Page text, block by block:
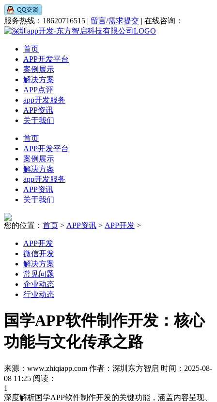
服务热线：18620716515 | 留言/需求提交 | 在线咨询：
首页
APP开发平台
案例展示
解决方案
APP点评
app开发服务
APP资讯
关于我们
首页
APP开发平台
案例展示
解决方案
app开发服务
APP资讯
关于我们
您的位置： 首页 > APP资讯 > APP开发 >
APP开发
微信开发
解决方案
常见问题
企业动态
行业动态
国学APP软件制作开发：核心
功能与文化传承之路
来源：www.zhiqiapp.com 作者：深圳东方智启 时间：2025-08-
08 11:25 阅读：
1
深度解析国学APP软件制作开发的关键功能，涵盖内容呈现、